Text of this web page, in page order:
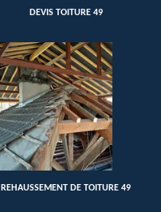
DEVIS TOITURE 49
REHAUSSEMENT DE TOITURE 49